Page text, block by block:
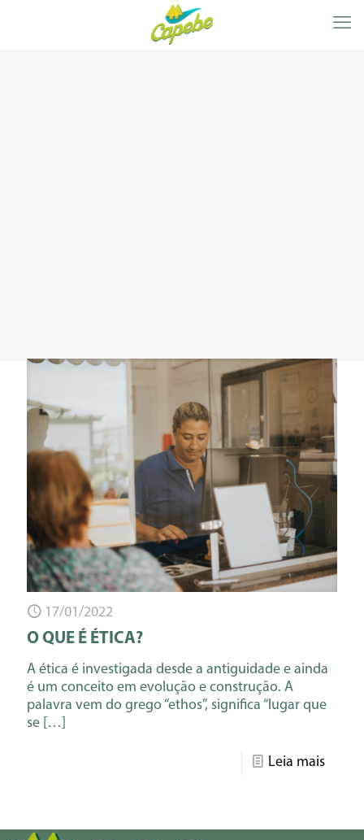
17/01/2022
O QUE É ÉTICA?
A ética é investigada desde a antiguidade e ainda
é um conceito em evolução e construção. A
palavra vem do grego “ethos”, significa “lugar que
se […]
Leia mais